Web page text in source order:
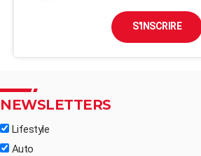
S'INSCRIRE
NEWSLETTERS
Lifestyle
Auto